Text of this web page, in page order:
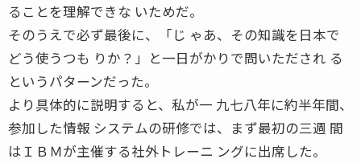
ることを理解できな いためだ。
そのうえで必ず最後に、「じ ゃあ、その知識を日本で
どう使うつも りか？」と一日がかりで問いただされ る
というパターンだった。
より具体的に説明すると、私が一 九七八年に約半年間、
参加した情報 システムの研修では、まず最初の三週 間
はＩＢＭが主催する社外トレーニ ングに出席した。